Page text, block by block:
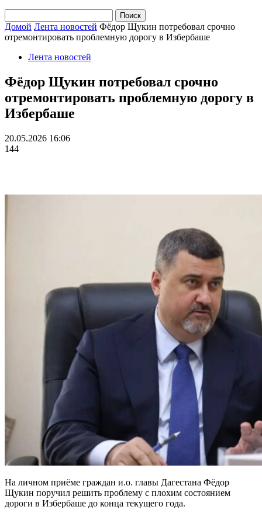
Домой Лента новостей Фёдор Щукин потребовал срочно
отремонтировать проблемную дорогу в Избербаше
Лента новостей
Фёдор Щукин потребовал срочно
отремонтировать проблемную дорогу в
Избербаше
20.05.2026 16:06
144
На личном приёме граждан и.о. главы Дагестана Фёдор
Щукин поручил решить проблему с плохим состоянием
дороги в Избербаше до конца текущего года.